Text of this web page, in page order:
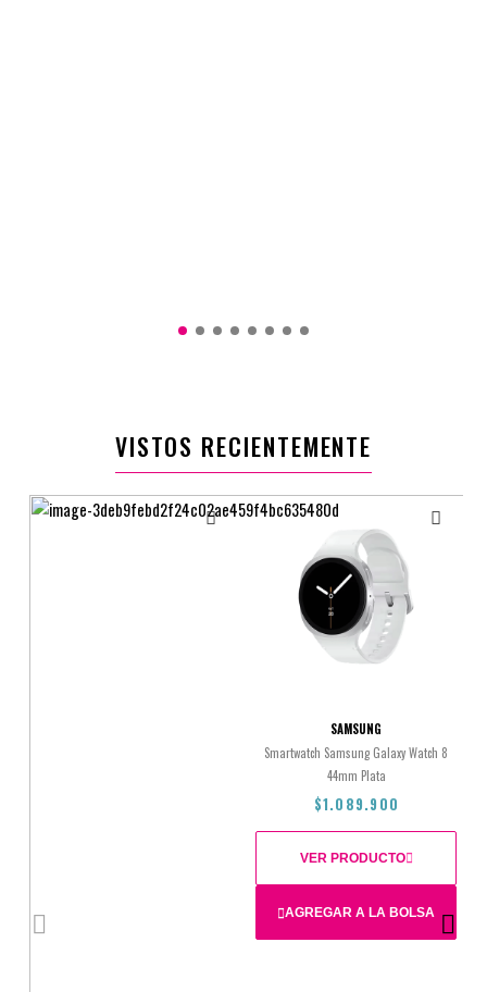
VISTOS RECIENTEMENTE
SAMSUNG
Smartwatch Samsung Galaxy Watch 8
44mm Plata
$1.089.900
AGREGAR A LA BOLSA
VER PRODUCTO